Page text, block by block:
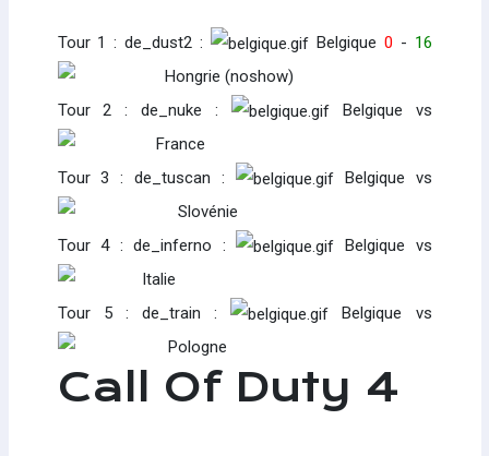
Tour 1 : de_dust2 : Belgique 0 - 16
Hongrie (noshow)
Tour 2 : de_nuke :
Belgique vs
France
Tour 3 : de_tuscan :
Belgique vs
Slovénie
Tour 4 : de_inferno :
Belgique vs
Italie
Tour 5 : de_train :
Belgique vs
Pologne
Call Of Duty 4